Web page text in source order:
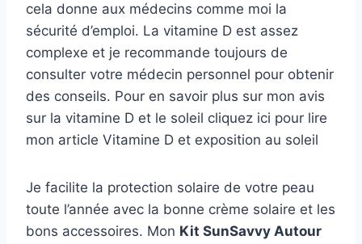
cela donne aux médecins comme moi la
sécurité d’emploi. La vitamine D est assez
complexe et je recommande toujours de
consulter votre médecin personnel pour obtenir
des conseils. Pour en savoir plus sur mon avis
sur la vitamine D et le soleil cliquez ici pour lire
mon article Vitamine D et exposition au soleil
Je facilite la protection solaire de votre peau
toute l’année avec la bonne crème solaire et les
bons accessoires. Mon Kit SunSavvy Autour